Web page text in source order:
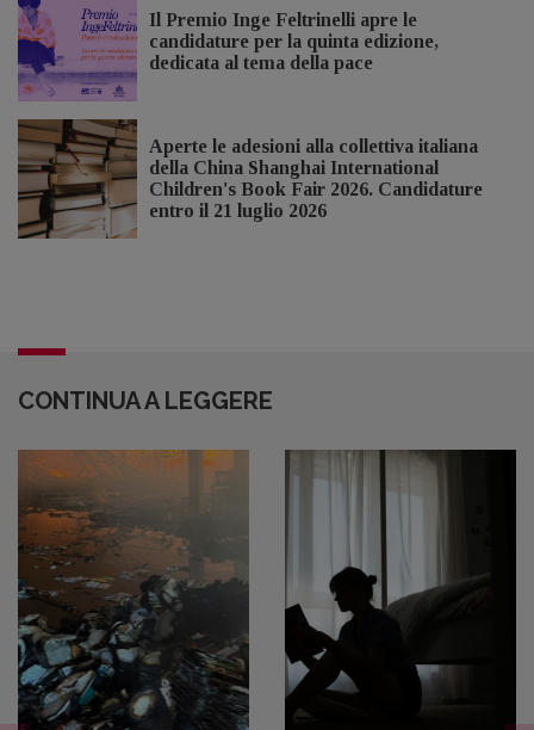
Il Premio Inge Feltrinelli apre le
candidature per la quinta edizione,
dedicata al tema della pace
Aperte le adesioni alla collettiva italiana
della China Shanghai International
Children's Book Fair 2026. Candidature
entro il 21 luglio 2026
CONTINUA A LEGGERE